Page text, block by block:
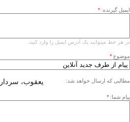
ایمیل گیرنده: *
در هر خط میتوانید یک آدرس ایمیل را وارد کنید.
موضوع *
مطالبی که ارسال خواهد شد: یعقوب،
پیام شما: *